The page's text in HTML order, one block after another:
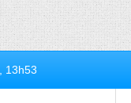
13h53